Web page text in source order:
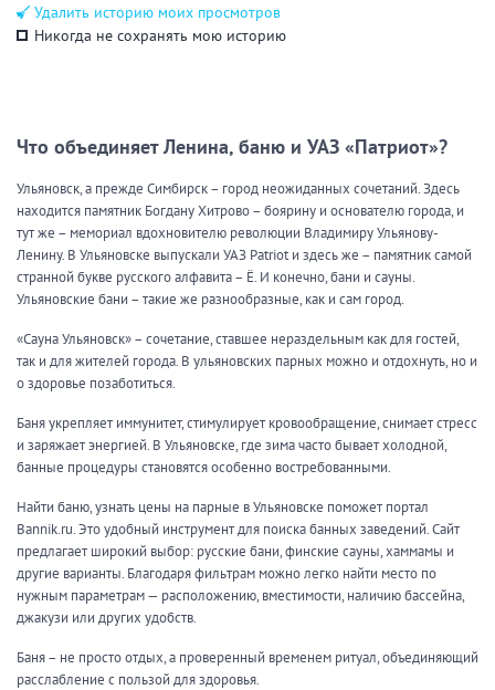
Удалить историю моих просмотров
Никогда не сохранять мою историю
Что объединяет Ленина, баню и УАЗ «Патриот»?
Ульяновск, а прежде Симбирск – город неожиданных сочетаний. Здесь
находится памятник Богдану Хитрово – боярину и основателю города, и
тут же – мемориал вдохновителю революции Владимиру Ульянову-
Ленину. В Ульяновске выпускали УАЗ Patriot и здесь же – памятник самой
странной букве русского алфавита – Ё. И конечно, бани и сауны.
Ульяновские бани – такие же разнообразные, как и сам город.
«Сауна Ульяновск» – сочетание, ставшее нераздельным как для гостей,
так и для жителей города. В ульяновских парных можно и отдохнуть, но и
о здоровье позаботиться.
Баня укрепляет иммунитет, стимулирует кровообращение, снимает стресс
и заряжает энергией. В Ульяновске, где зима часто бывает холодной,
банные процедуры становятся особенно востребованными.
Найти баню, узнать цены на парные в Ульяновске поможет портал
Bannik.ru. Это удобный инструмент для поиска банных заведений. Сайт
предлагает широкий выбор: русские бани, финские сауны, хаммамы и
другие варианты. Благодаря фильтрам можно легко найти место по
нужным параметрам — расположению, вместимости, наличию бассейна,
джакузи или других удобств.
Баня – не просто отдых, а проверенный временем ритуал, объединяющий
расслабление с пользой для здоровья.